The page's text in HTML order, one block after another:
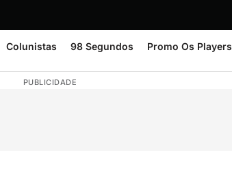
Colunistas 98 Segundos Promo Os Players
PUBLICIDADE